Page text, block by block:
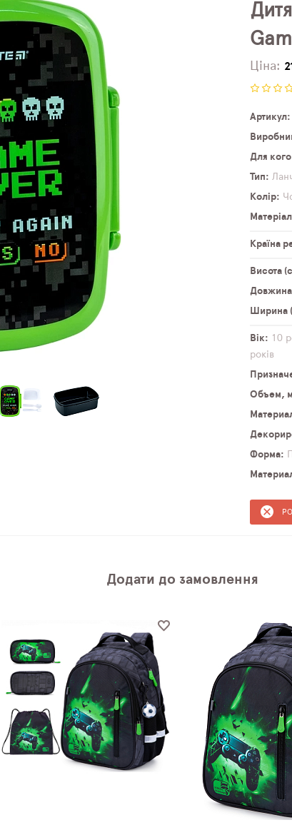
Ціна:
Артикул
Для кого
Тип
Колір
Матеріал
Країна
Висота
Ширина
Вік 10
років
Объем,
Форма
Додати до замовлення